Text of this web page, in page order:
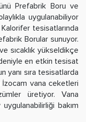
Prefabrik Boru ve
uygulanabiliyor
tesisatlarında
Borular sunuyor.
sıcaklık yükseldikçe
en etkin tesisat
yanı sıra tesisatlarda
İzocam vana ceketleri
üretiyor. Vana
bakım